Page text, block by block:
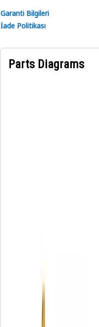
Garanti Bilgileri
İade Politikası
Parts Diagrams